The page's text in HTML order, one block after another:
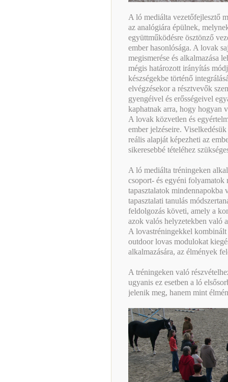
A ló mediálta vezetőfejlesztő
az analógiára épülnek,
együttműködésre ösztönző
ember hasonlósága. A lovak
megismerése és alkalmazása
mégis határozott irányítás
készségekbe történő
elvégzésekor a résztvevők
gyengéivel és erősségeivel
kaphatnak arra, hogy hogyan
A lovak közvetlen és
ember jelzéseire.
reális alapját képezheti az
sikeresebbé tételéhez
A ló mediálta tréningeken
csoport- és egyéni folyamatok
tapasztalatok mindennapokba
tapasztalati tanulás
feldolgozás követi, amely a
azok valós helyzetekben való
A lovastréningekkel
outdoor lovas modulokat
alkalmazására, az élmények
A tréningeken való
ugyanis ez esetben a ló
jelenik meg, hanem mint